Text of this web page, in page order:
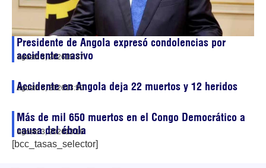
Presidente de Angola expresó condolencias por
accidente masivo
agosto 3, 202615:37
Accidente en Angola deja 22 muertos y 12 heridos
agosto 3, 202613:50
Más de mil 650 muertos en el Congo Democrático a
causa del ébola
agosto 3, 202613:16
[bcc_tasas_selector]